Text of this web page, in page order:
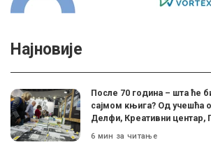
Најновије
После 70 година – шта ће
сајмом књига? Од учешћа
Делфи, Креативни центар,
6 мин за читање